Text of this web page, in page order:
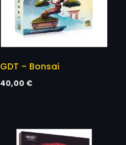
GDT – Bonsai
40,00 €